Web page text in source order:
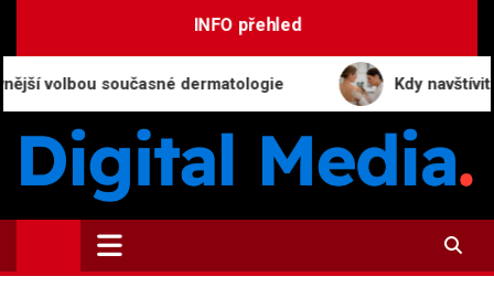
INFO přehled
současné dermatologie Kdy navštívit
Digital-Media.cz
Magazín zpravodajství a novinek